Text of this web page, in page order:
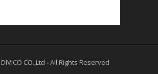
DIVICO CO.,Ltd - All Rights Reserved